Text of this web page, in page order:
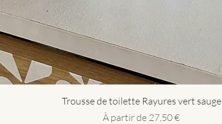
Aperçu rapide
Trousse de toilette Rayures vert sauge
À partir de 27,50 €
Prix promotionnel